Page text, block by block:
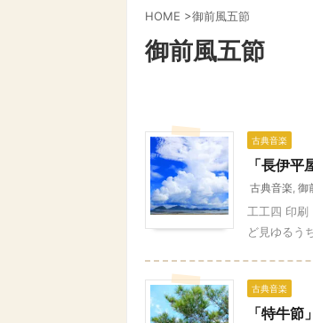
HOME >御前風五節
御前風五節
古典音楽
「長伊
古典音楽, 御
工工四 印
ど見ゆるう
古典音楽
「特牛